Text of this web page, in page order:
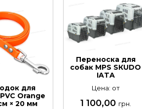
для
Orange
× 20 мм
Переноска для
собак MPS SКUDO
IATA
Цена: от
1 100,00 грн.